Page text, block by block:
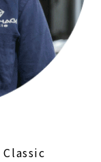
Classic